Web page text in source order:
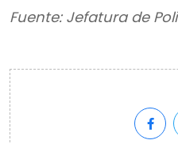
Fuente: Jefatura de